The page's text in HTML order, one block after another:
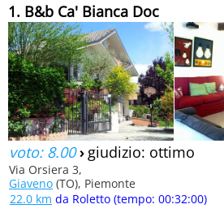
1. B&b Ca' Bianca Doc
voto: 8.00› giudizio: ottimo
Via Orsiera 3,
Giaveno (TO), Piemonte
22.0 km da Roletto (tempo: 00:32:00)